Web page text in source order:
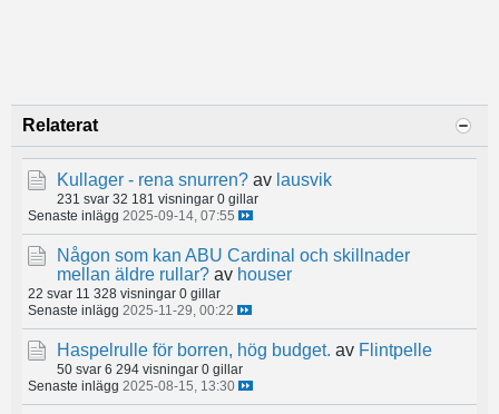
Relaterat
Kullager - rena snurren? av lausvik
231 svar 32 181 visningar 0 gillar
Senaste inlägg 2025-09-14, 07:55
Någon som kan ABU Cardinal och skillnader
mellan äldre rullar? av houser
22 svar 11 328 visningar 0 gillar
Senaste inlägg 2025-11-29, 00:22
Haspelrulle för borren, hög budget. av Flintpelle
50 svar 6 294 visningar 0 gillar
Senaste inlägg 2025-08-15, 13:30